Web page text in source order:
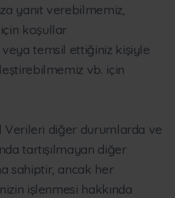
yanıt verebilmemiz,
koşullar
temsil ettiğiniz kişiyle
vb. için
Verileri diğer durumlarda ve
tartışılmayan diğer
sahiptir, ancak her
işlenmesi hakkında